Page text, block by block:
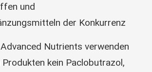
und
der Konkurrenz
Advanced Nutrients verwenden
kein Paclobutrazol,